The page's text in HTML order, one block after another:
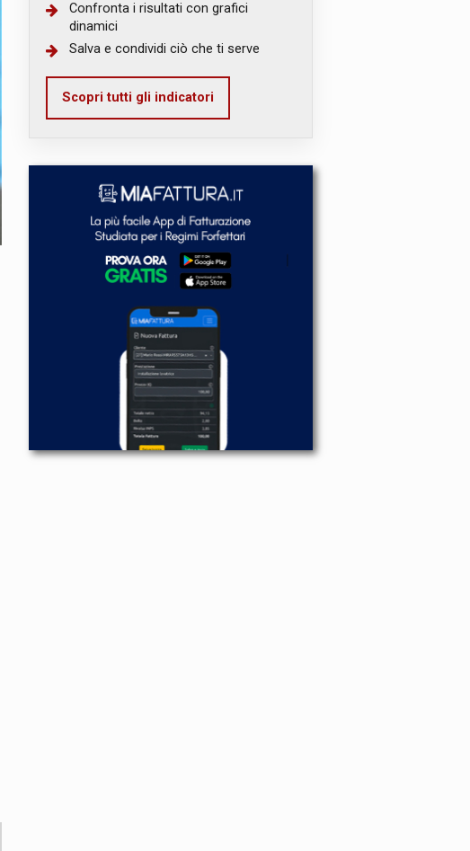
Confronta i risultati con grafici
dinamici
Salva e condividi ciò che ti serve
Scopri tutti gli indicatori